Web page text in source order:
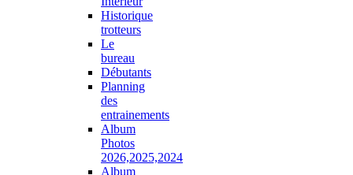
Historique
trotteurs
Le
bureau
Débutants
Planning
des
entrainements
Album
Photos
2026,2025,2024
Album